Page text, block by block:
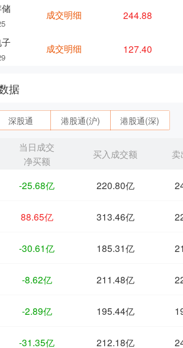
成交明细 244.88
成交明细 127.40
据
深股通 港股通(沪) 港股通(深)
当日成交
净买额
买入成交额 卖
-25.68亿 220.80亿
88.65亿 313.46亿
-30.61亿 185.31亿
-8.62亿 211.48亿
-2.89亿 195.44亿
-31.35亿 212.18亿